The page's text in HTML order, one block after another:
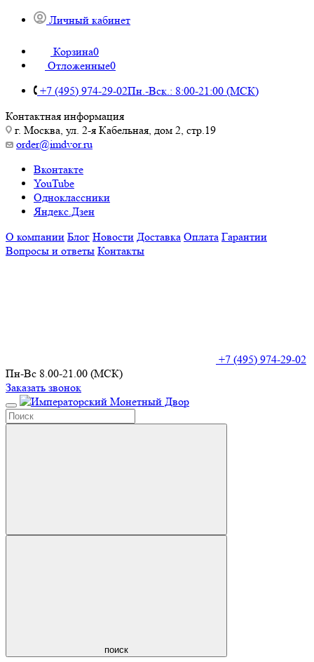
Личный кабинет
Корзина0
Отложенные0
+7 (495) 974-29-02Пн.-Вск.: 8:00-21:00 (МСК)
Контактная информация
г. Москва, ул. 2-я Кабельная, дом 2, стр.19
order@imdvor.ru
Вконтакте
YouTube
Одноклассники
Яндекс.Дзен
О компании Блог Новости Доставка Оплата Гарантии
Вопросы и ответы Контакты
+7 (495) 974-29-02
Пн-Вс 8.00-21.00 (МСК)
Заказать звонок
поиск